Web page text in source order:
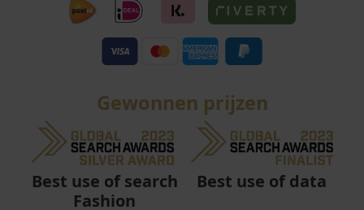
Gewonnen prijzen
Best use of search
Fashion
Best use of data